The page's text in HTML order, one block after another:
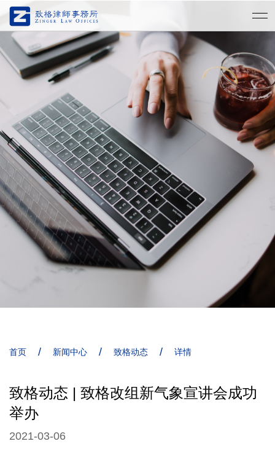
首页 / 新闻中心 / 致格动态 / 详情
致格动态 | 致格改组新气象宣讲会成功
举办
2021-03-06